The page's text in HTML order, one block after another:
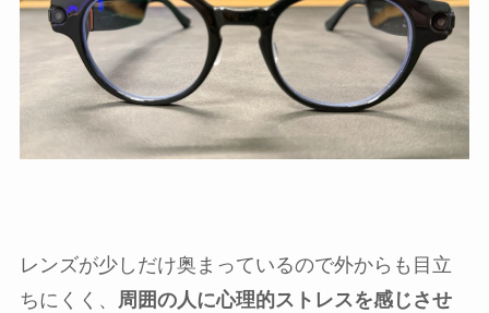
レンズが少しだけ奥まっているので外からも目立
ちにくく、 周囲の人に心理的ストレスを感じさせ